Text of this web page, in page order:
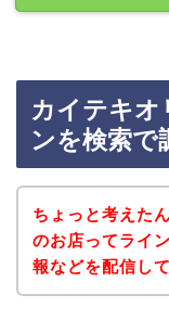
カイテキオ
ンを検索で
ちょっと考えた
のお店ってライ
報などを配信し